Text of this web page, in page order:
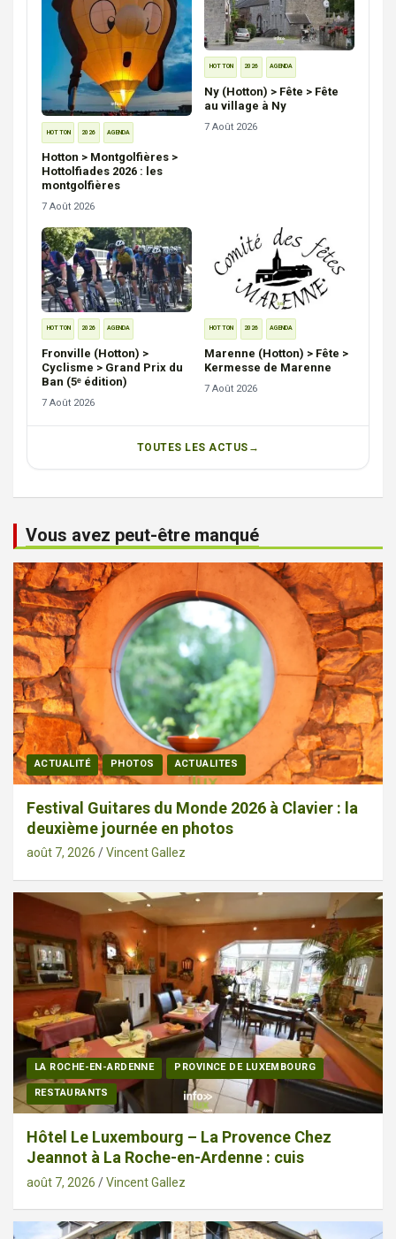
HOTTON 2026 AGENDA
Hotton > Montgolfières >
Hottolfiades 2026 : les
montgolfières
7 Août 2026
HOTTON 2026 AGENDA
Ny (Hotton) > Fête > Fête
au village à Ny
7 Août 2026
HOTTON 2026 AGENDA
Fronville (Hotton) >
Cyclisme > Grand Prix du
Ban (5ᵉ édition)
7 Août 2026
HOTTON 2026 AGENDA
Marenne (Hotton) > Fête >
Kermesse de Marenne
7 Août 2026
TOUTES LES ACTUS
Vous avez peut-être manqué
ACTUALITÉ PHOTOS ACTUALITES
Festival Guitares du Monde 2026 à Clavier : la
deuxième journée en photos
août 7, 2026 Vincent Gallez
LA ROCHE-EN-ARDENNE PROVINCE DE LUXEMBOURG
RESTAURANTS
Hôtel Le Luxembourg – La Provence Chez
Jeannot à La Roche-en-Ardenne : cuis
août 7, 2026 Vincent Gallez